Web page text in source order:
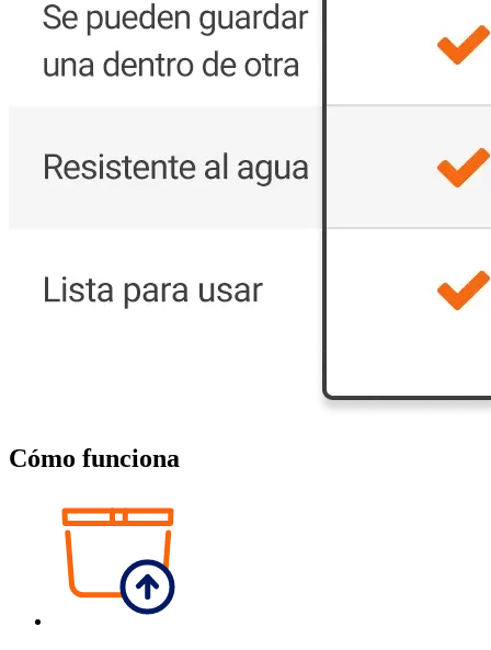
Cómo funciona